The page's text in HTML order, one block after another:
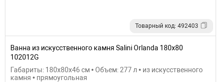
Товарный код: 492403
Ванна из искусственного камня Salini Orlanda 180х80
102012G
Габариты: 180x80x46 см • Объем: 277 л • из искусственного
камня • прямоугольная